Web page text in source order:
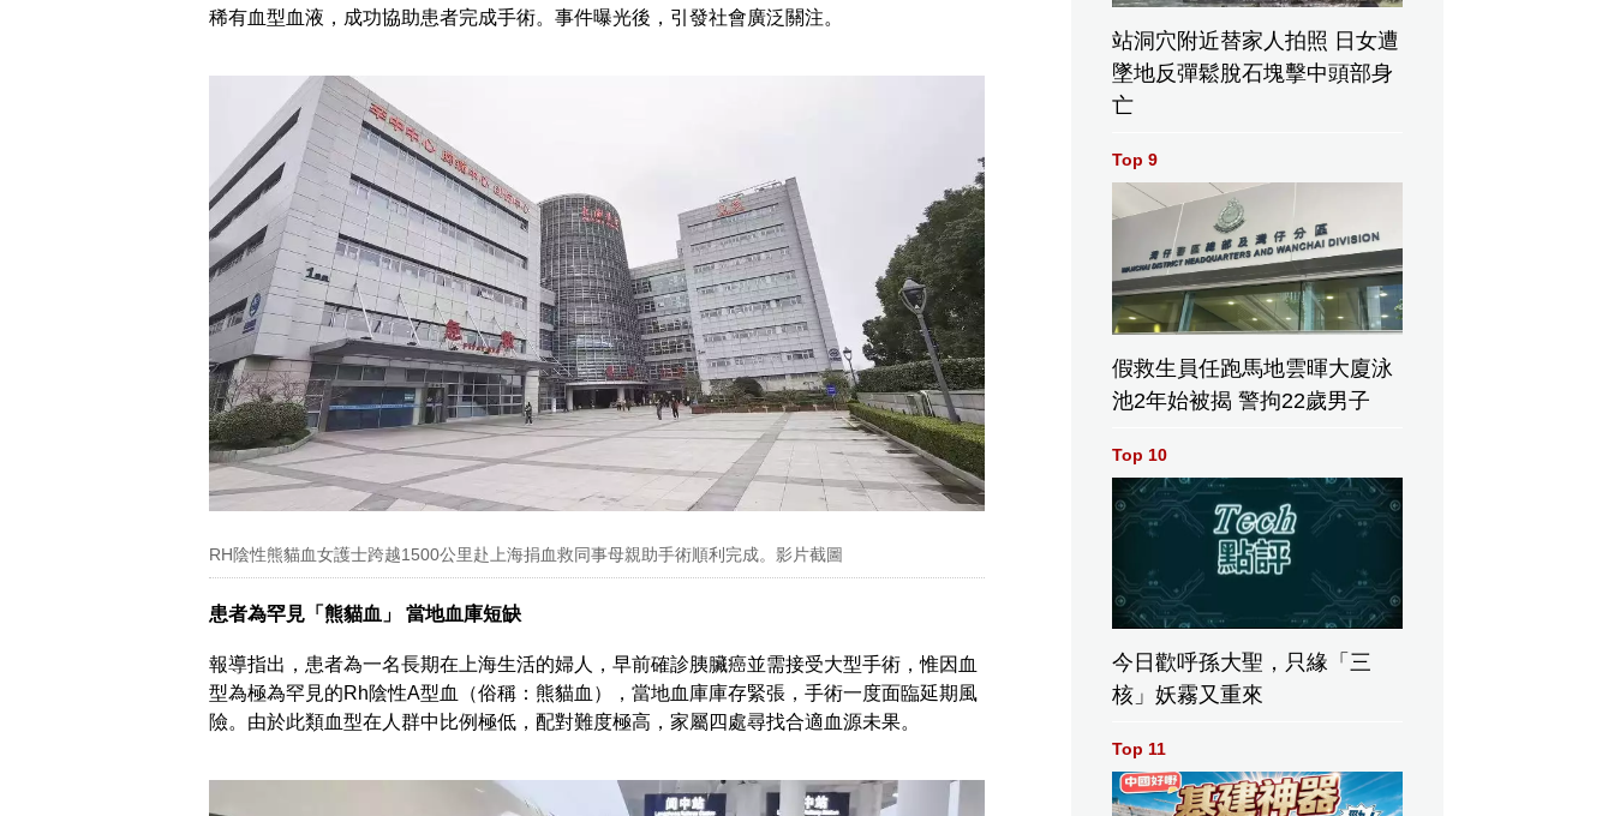
稀有血型血液，成功協助患者完成手術。事件曝光後，引發社會廣泛關注。
RH陰性熊貓血女護士跨越1500公里赴上海捐血救同事母親助手術順利完成。影片截圖
患者為罕見「熊貓血」 當地血庫短缺
報導指出，患者為一名長期在上海生活的婦人，早前確診胰臟癌並需接受大型手術，惟因血
型為極為罕見的Rh陰性A型血（俗稱：熊貓血），當地血庫庫存緊張，手術一度面臨延期風
險。由於此類血型在人群中比例極低，配對難度極高，家屬四處尋找合適血源未果。
站洞穴附近替家人拍照 日女遭
墜地反彈鬆脫石塊擊中頭部身
亡
Top 9
假救生員任跑馬地雲暉大廈泳
池2年始被揭 警拘22歲男子
Top 10
今日歡呼孫大聖，只緣「三
核」妖霧又重來
Top 11